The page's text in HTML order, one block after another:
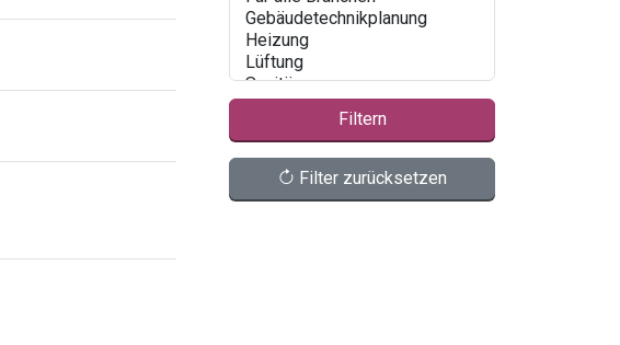
Filtern
Filter zurücksetzen